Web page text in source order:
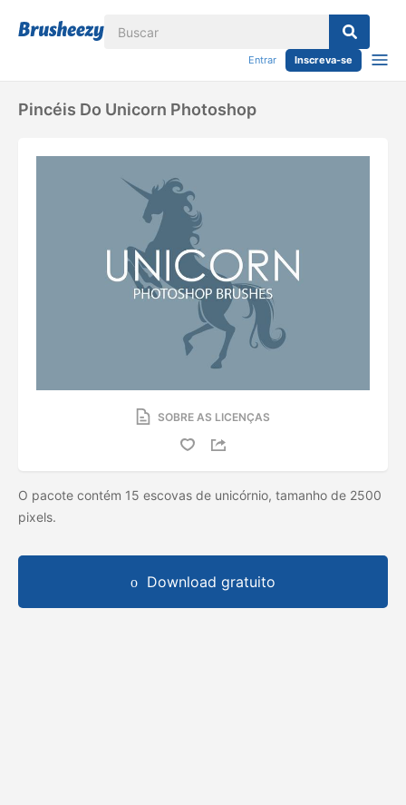
Entrar Inscreva-se
Pincéis Do Unicorn Photoshop
SOBRE AS LICENÇAS
O pacote contém 15 escovas de unicórnio, tamanho de 2500
pixels.
Download gratuito